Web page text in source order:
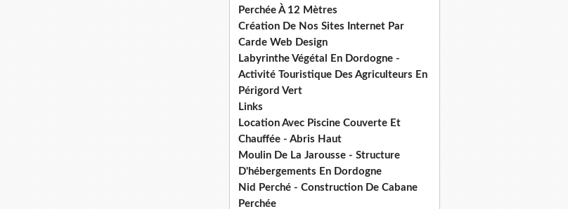
Perchée À 12 Mètres
Création De Nos Sites Internet Par
Carde Web Design
Labyrinthe Végétal En Dordogne -
Activité Touristique Des Agriculteurs En
Périgord Vert
Links
Location Avec Piscine Couverte Et
Chauffée - Abris Haut
Moulin De La Jarousse - Structure
D'hébergements En Dordogne
Nid Perché - Construction De Cabane
Perchée